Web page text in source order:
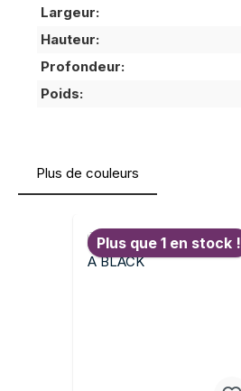
Largeur:
Hauteur:
Profondeur:
Poids:
Plus de couleurs
Plus que 1 en stock !